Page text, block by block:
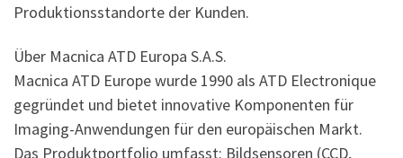
Produktionsstandorte der Kunden.
Über Macnica ATD Europa S.A.S.
Macnica ATD Europe wurde 1990 als ATD Electronique
gegründet und bietet innovative Komponenten für
Imaging-Anwendungen für den europäischen Markt.
Das Produktportfolio umfasst: Bildsensoren (CCD,